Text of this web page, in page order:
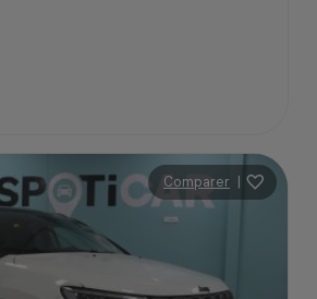
Comparer |